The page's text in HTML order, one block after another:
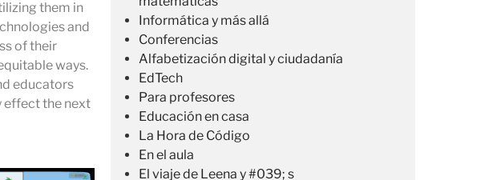
them in
and
of their
ways.
educators
effect the next
Informática y más allá
Conferencias
Alfabetización digital y ciudadanía
EdTech
Para profesores
Educación en casa
La Hora de Código
En el aula
El viaje de Leena y #039; s